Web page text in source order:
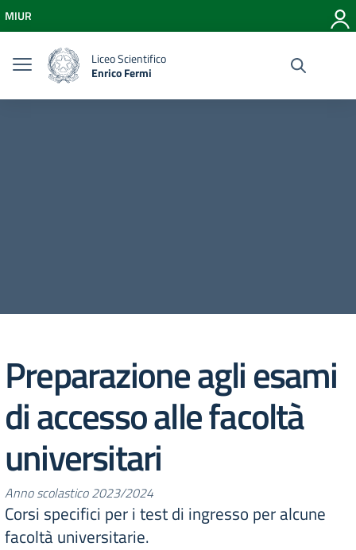
Vai al menu di navigazione
Vai al footer
MIUR
Liceo Scientifico
Enrico Fermi
Preparazione agli esami
di accesso alle facoltà
universitari
Anno scolastico 2023/2024
Corsi specifici per i test di ingresso per alcune
facoltà universitarie.